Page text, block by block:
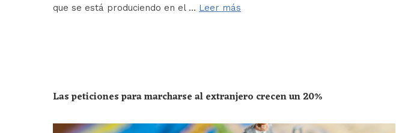
que se está produciendo en el … Leer más
Las peticiones para marcharse al extranjero crecen un 20%